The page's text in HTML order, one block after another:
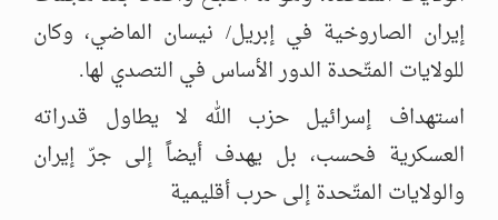
إيران الصاروخية في إبريل/ نيسان الماضي، وكان
للولايات المتّحدة الدور الأساس في التصدي لها.
استهداف إسرائيل حزب الله لا يطاول قدراته
العسكرية فحسب، بل يهدف أيضاً إلى جرّ إيران
والولايات المتّحدة إلى حرب أقليمية